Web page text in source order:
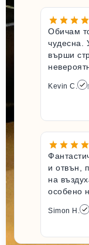
Обичам
чудесна.
върши
Kevin C.
и отвън,
на
особено
Simon H.